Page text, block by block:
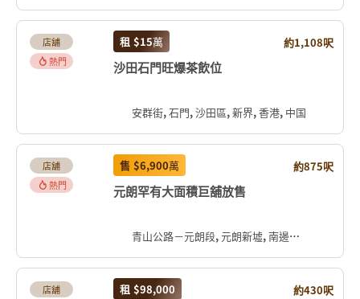
店舖
熱門
租 $15萬 約1,108呎
沙田石門旺爆茶飲位
安群街, 石門, 沙田區, 新界, 香港, 中国
店舖
熱門
售 $6,900萬 約875呎
元朗罕有大面積巨舖放售
青山公路－元朗段, 元朗新墟, 南邊圍, 元朗區, 新界, 香港, 中国
店舖
租 $98,000 約430呎